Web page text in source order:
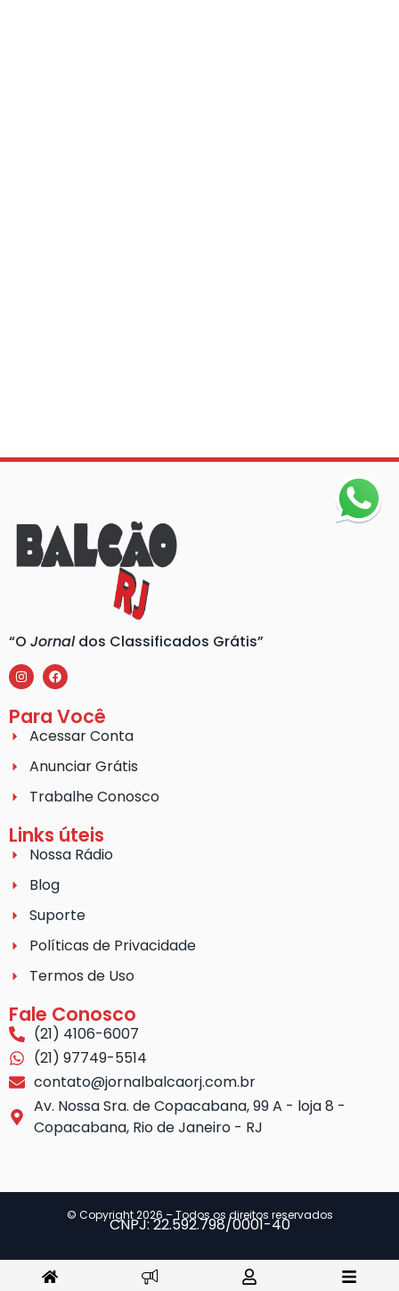
“O Jornaldos Classificados Grátis”
Para Você
Acessar Conta
Anunciar Grátis
Trabalhe Conosco
Links úteis
Nossa Rádio
Blog
Suporte
Políticas de Privacidade
Termos de Uso
Fale Conosco
(21) 4106-6007
(21) 97749-5514
contato@jornalbalcaorj.com.br
Av. Nossa Sra. de Copacabana, 99 A - loja 8 -
Copacabana, Rio de Janeiro - RJ
© Copyright 2026 – Todos os direitos reservados
CNPJ: 22.592.798/0001-40